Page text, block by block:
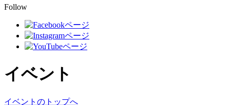
Follow
イベント
イベントのトップへ